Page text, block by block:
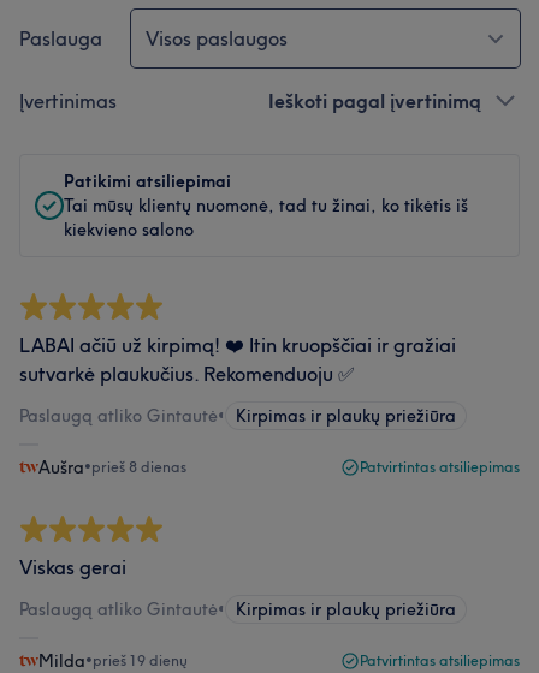
Paslauga Visos paslaugos
Įvertinimas Ieškoti pagal įvertinimą
Patikimi atsiliepimai
Tai mūsų klientų nuomonė, tad tu žinai, ko tikėtis iš
kiekvieno salono
LABAI ačiū už kirpimą! ❤️ Itin kruopščiai ir gražiai
sutvarkė plaukučius. Rekomenduoju ✅
Paslaugą atliko Gintautė• Kirpimas ir plaukų priežiūra
Aušra•prieš 8 dienas Patvirtintas atsiliepimas
Viskas gerai
Paslaugą atliko Gintautė• Kirpimas ir plaukų priežiūra
Milda•prieš 19 dienų Patvirtintas atsiliepimas